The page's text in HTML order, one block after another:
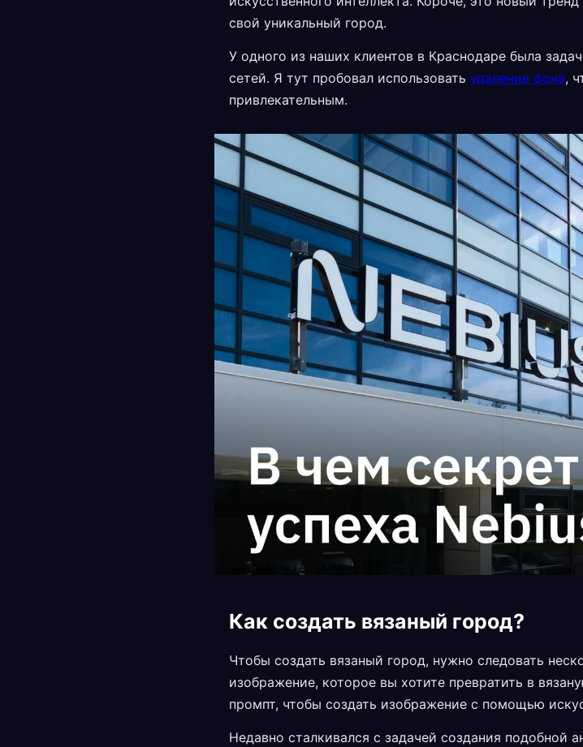
свой уникальный город.
У одного из наших клиентов в Краснодаре была
сетей. Я тут пробовал использовать удаление фона,
привлекательным.
Как создать вязаный город?
Чтобы создать вязаный город, нужно следовать
изображение, которое вы хотите превратить в
промпт, чтобы создать изображение с помощью
Недавно сталкивался с задачей создания подобной